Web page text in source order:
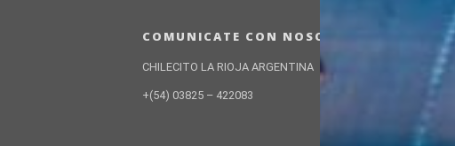
COMUNICATE CON NOSOTROS
CHILECITO LA RIOJA ARGENTINA
+(54) 03825 – 422083